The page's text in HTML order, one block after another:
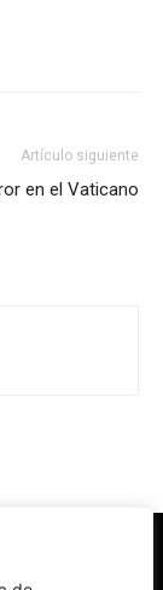
Artículo siguiente
en el Vaticano